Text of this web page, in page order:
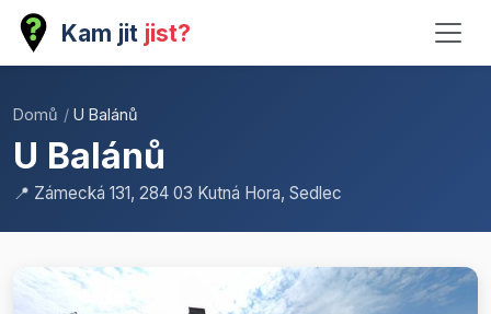
Kam jit jist?
Domů / U Balánů
U Balánů
📍 Zámecká 131, 284 03 Kutná Hora, Sedlec